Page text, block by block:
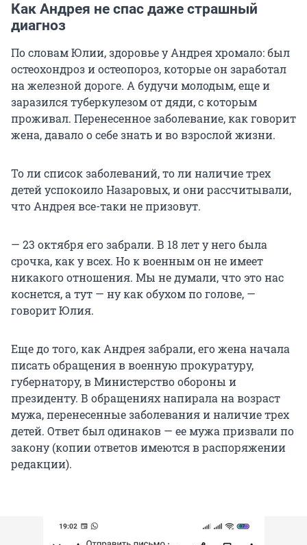
Как Андрея не спас даже страшный
диагноз
По словам Юлии, здоровье у Андрея хромало: был
остеохондроз и остеопороз, которые он заработал
на железной дороге. А будучи молодым, еще и
заразился туберкулезом от дяди, с которым
проживал. Перенесенное заболевание, как говорит
жена, давало о себе знать и во взрослой жизни.
То ли список заболеваний, то ли наличие трех
детей успокоило Назаровых, и они рассчитывали,
что Андрея все-таки не призовут.
— 23 октября его забрали. В 18 лет у него была
срочка, как у всех. Но к военным он не имеет
никакого отношения. Мы не думали, что это нас
коснется, а тут — ну как обухом по голове, —
говорит Юлия.
Еще до того, как Андрея забрали, его жена начала
писать обращения в военную прокуратуру,
губернатору, в Министерство обороны и
президенту. В обращениях напирала на возраст
мужа, перенесенные заболевания и наличие трех
детей. Ответ был одинаков — ее мужа призвали по
закону (копии ответов имеются в распоряжении
редакции).